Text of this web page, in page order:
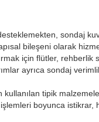
sondaj
bileşeni olarak
için flütler,
ayrıca sondaj
tipik
boyunca istikrar,